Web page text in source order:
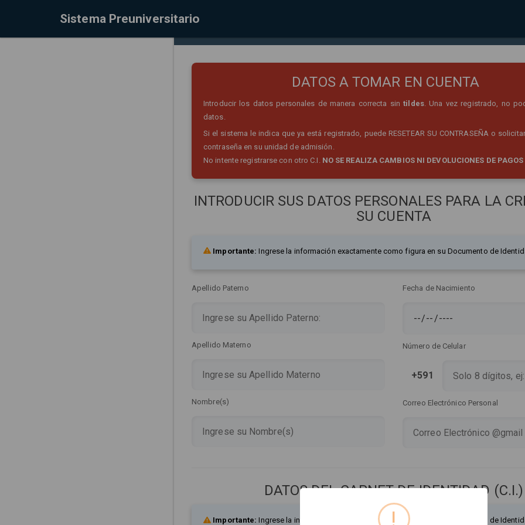
Sistema Preuniversitario
DATOS A TOMAR EN CUENTA
Introducir los datos personales de manera correcta sintildes. Una vez registrado, no
datos.
Si el sistema le indica que ya está registrado, puede RESETEAR SU CONTRASEÑA o
contraseña en su unidad de admisión.
No intente registrarse con otro C.I. NO SE REALIZA CAMBIOS NI DEVOLUCIONES DE
INTRODUCIR SUS DATOS PERSONALES PARA LA
SU CUENTA
Importante: Ingrese la información exactamente como figura en su Documento de
Apellido Paterno
Apellido Materno
Nombre(s)
Fecha de Nacimiento
Número de Celular
+591
Correo Electrónico Personal
DATOS DEL CARNET DE IDENTIDAD (C.I.)
Importante: Ingrese la información exactamente como figura en su Documento de
!